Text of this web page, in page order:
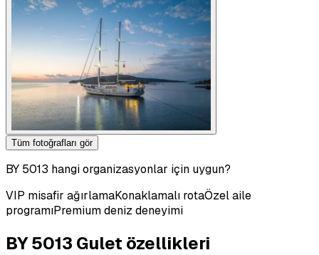
Tüm fotoğrafları gör
BY 5013 hangi organizasyonlar için uygun?
VIP misafir ağırlamaKonaklamalı rotaÖzel aile
programıPremium deniz deneyimi
BY 5013 Gulet özellikleri